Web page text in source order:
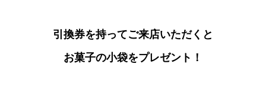
引換券を持ってご来店いただくと
お菓子の小袋をプレゼント！